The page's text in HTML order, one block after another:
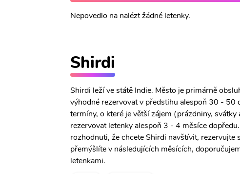
Nepovedlo na nalézt žádné letenky.
Shirdi
Shirdi leží ve státě Indie. Město je primárně
výhodné rezervovat v předstihu alespoň 30 -
termíny, o které je větší zájem (prázdniny,
rezervovat letenky alespoň 3 - 4 měsíce
rozhodnuti, že chcete Shirdi navštívit, rezervujte
přemýšlíte v následujících měsících,
letenkami.